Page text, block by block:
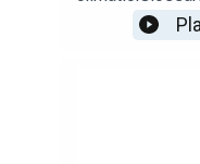
climatici,
infrastrutture
soluzioni